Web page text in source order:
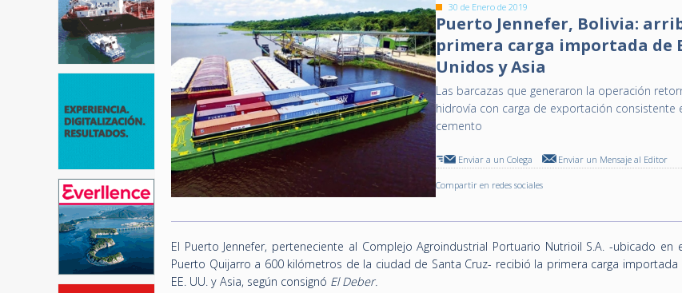
30 de Enero de 2019
Puerto Jennefer, Bolivia:
primera carga importada de
Unidos y Asia
Las barcazas que generaron la operación
hidrovía con carga de exportación consistente
cemento
Enviar a un Colega Enviar un Mensaje al Editor
Compartir en redes sociales
El Puerto Jennefer, perteneciente al Complejo Agroindustrial Portuario Nutrioil S.A. -ubicado en
Puerto Quijarro a 600 kilómetros de la ciudad de Santa Cruz- recibió la primera carga
EE. UU. y Asia, según consignó El Deber.